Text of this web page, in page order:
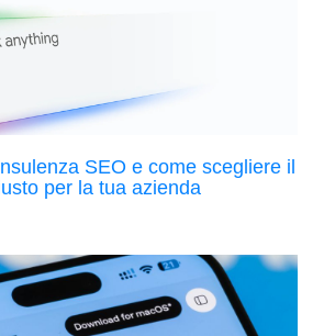
SEO e come scegliere il
per la tua azienda